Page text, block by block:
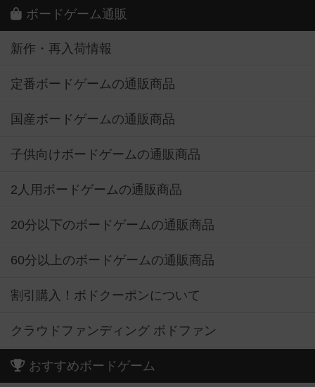
ボードゲーム通販
新作・再入荷情報
定番ボードゲームの通販商品
国産ボードゲームの通販商品
子供向けボードゲームの通販商品
2人用ボードゲームの通販商品
20分以下のボードゲームの通販商品
60分以上のボードゲームの通販商品
割引購入！ボドクーポンについて
クラウドファンディング ボドファン
おすすめボードゲーム